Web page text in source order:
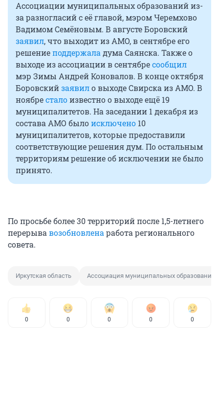
Ассоциации муниципальных образований из-
за разногласий с её главой, мэром Черемхово
Вадимом Семёновым. В августе Боровский
заявил, что выходит из АМО, в сентябре его
решениеподдержала дума Саянска. Также о
выходе из ассоциации в сентябресообщил
мэр Зимы Андрей Коновалов. В конце октября
Боровскийзаявило выходе Свирска из АМО. В
ноябресталоизвестно о выходе ещё 19
муниципалитетов. На заседании 1 декабря из
состава АМО былоисключено 10
муниципалитетов, которые предоставили
соответствующие решения дум. По остальным
территориям решение об исключении не было
принято.
По просьбе более 30 территорий после 1,5-летнего
перерыва возобновлена работа регионального
совета.
Иркутская область Ассоциация муниципальных образований
0 0 0 0 0